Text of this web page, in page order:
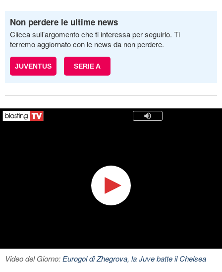
Non perdere le ultime news
Clicca sull’argomento che ti interessa per seguirlo. Ti
terremo aggiornato con le news da non perdere.
JUVENTUS SERIE A
Video del Giorno:Eurogol di Zhegrova, la Juve batte il Chelsea